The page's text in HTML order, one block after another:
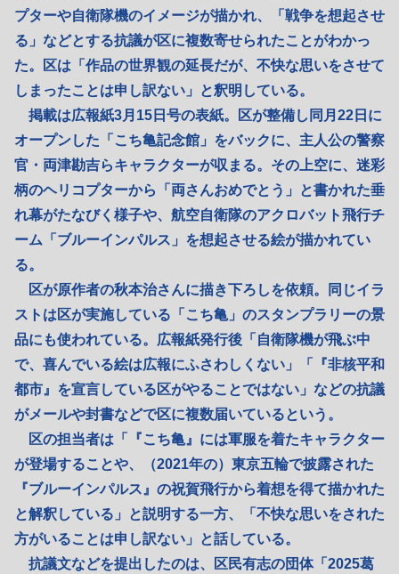
プターや自衛隊機のイメージが描かれ、「戦争を想起させ
る」などとする抗議が区に複数寄せられたことがわかっ
た。区は「作品の世界観の延長だが、不快な思いをさせて
しまったことは申し訳ない」と釈明している。
掲載は広報紙3月15日号の表紙。区が整備し同月22日に
オープンした「こち亀記念館」をバックに、主人公の警察
官・両津勘吉らキャラクターが収まる。その上空に、迷彩
柄のヘリコプターから「両さんおめでとう」と書かれた垂
れ幕がたなびく様子や、航空自衛隊のアクロバット飛行チ
ーム「ブルーインパルス」を想起させる絵が描かれてい
る。
区が原作者の秋本治さんに描き下ろしを依頼。同じイラ
ストは区が実施している「こち亀」のスタンプラリーの景
品にも使われている。広報紙発行後「自衛隊機が飛ぶ中
で、喜んでいる絵は広報にふさわしくない」「『非核平和
都市』を宣言している区がやることではない」などの抗議
がメールや封書などで区に複数届いているという。
区の担当者は「『こち亀』には軍服を着たキャラクター
が登場することや、（2021年の）東京五輪で披露された
『ブルーインパルス』の祝賀飛行から着想を得て描かれた
と解釈している」と説明する一方、「不快な思いをされた
方がいることは申し訳ない」と話している。
抗議文などを提出したのは、区民有志の団体「2025葛